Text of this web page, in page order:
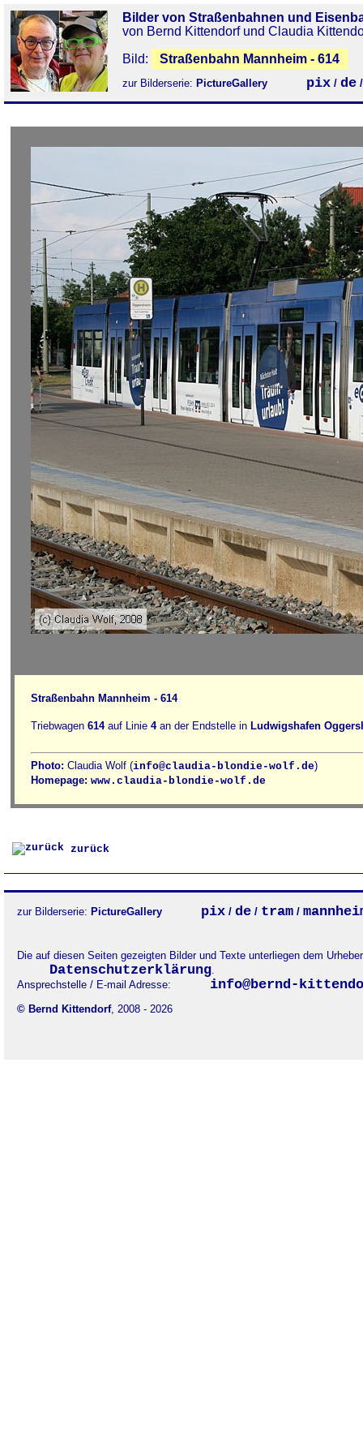
Bilder von Straßenbahnen und
von Bernd Kittendorf und Claudia
Bild:
Straßenbahn Mannheim - 614
zur Bilderserie: PictureGallery pix / de
Straßenbahn Mannheim - 614
Triebwagen 614auf Linie 4an der Endstelle in Ludwigshafen
Photo: Claudia Wolf (info@claudia-blondie-wolf.de)
Homepage: www.claudia-blondie-wolf.de
zurück
zur Bilderserie: PictureGallery pix / de / tram /
Die auf diesen Seiten gezeigten Bilder und Texte unterliegen dem
Datenschutzerklärung.
Ansprechstelle / E-mail Adresse:
info@bernd-
© Bernd Kittendorf, 2008 - 2026